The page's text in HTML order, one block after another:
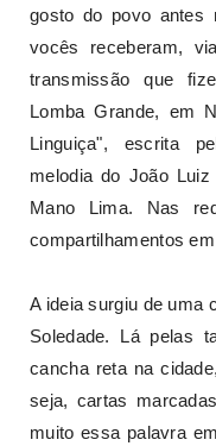
gosto do povo antes
vocês receberam,
transmissão que
Lomba Grande, em
Linguiça", escrita
melodia do João
Mano Lima. Nas
compartilhamentos
A ideia surgiu de uma
Soledade. Lá pelas
cancha reta na
seja, cartas
muito essa palavra